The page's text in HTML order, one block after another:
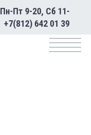
Пн-Пт 9-20, Сб 11-
+7(812) 642 01 39